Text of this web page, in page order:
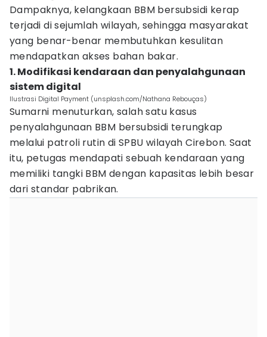
Dampaknya, kelangkaan BBM bersubsidi kerap
terjadi di sejumlah wilayah, sehingga masyarakat
yang benar-benar membutuhkan kesulitan
mendapatkan akses bahan bakar.
1. Modifikasi kendaraan dan penyalahgunaan
sistem digital
Ilustrasi Digital Payment (unsplash.com/Nathana Rebouças)
Sumarni menuturkan, salah satu kasus
penyalahgunaan BBM bersubsidi terungkap
melalui patroli rutin di SPBU wilayah Cirebon. Saat
itu, petugas mendapati sebuah kendaraan yang
memiliki tangki BBM dengan kapasitas lebih besar
dari standar pabrikan.